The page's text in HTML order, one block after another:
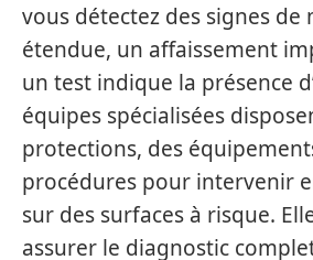
vous détectez des signes de
étendue, un affaissement
un test indique la présence
équipes spécialisées
protections, des
procédures pour intervenir
sur des surfaces à risque.
assurer le diagnostic